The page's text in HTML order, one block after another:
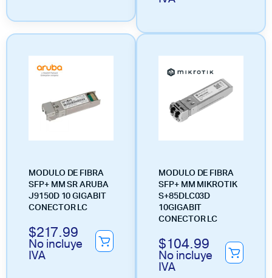
MODULO DE FIBRA
SFP+ MM SR ARUBA
J9150D 10 GIGABIT
CONECTOR LC
$217.99
No incluye
IVA
MODULO DE FIBRA
SFP+ MM MIKROTIK
S+85DLC03D
10GIGABIT
CONECTOR LC
$104.99
No incluye
IVA